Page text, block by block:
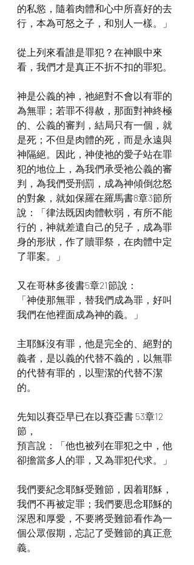
的私慾，隨着肉體和心中所喜好的去
行，本為可怒之子，和別人一樣。」
從上列來看誰是罪犯？在神眼中來
看，我們才是真正不折不扣的罪犯。
神是公義的神，祂絕對不會以有罪的
為無罪；若罪不得赦，那面對神終極
的、公義的審判，結局只有一個，就
是死；不但是肉體的死，而是永遠與
神隔絕。因此，神使祂的愛子站在罪
犯的地位上，為我們承受祂公義的審
判，為我們受刑罰，成為神傾倒忿怒
的對象，就如保羅在羅馬書8章3節所
說：「律法既因肉體軟弱，有所不能
行的，神就差遣自己的兒子，成為罪
身的形狀，作了贖罪祭，在肉體中定
了罪案。」
又在哥林多後書5章21節說：
「神使那無罪，替我們成為罪，好叫
我們在他裡面成為神的義。」
主耶穌沒有罪，他是完全的、絕對的
義者，是以義的代替不義的，以無罪
的代替有罪的，以聖潔的代替不潔
的。
先知以賽亞早已在以賽亞書 53章12
節，
預言說：「他也被列在罪犯之中，他
卻擔當多人的罪，又為罪犯代求。」
我們要紀念耶穌受難節，因着耶穌，
我們不再被定罪；我們要思念耶穌的
深恩和厚愛，不要將受難節看作為一
個公眾假期，忘記了受難節的真正意
義。